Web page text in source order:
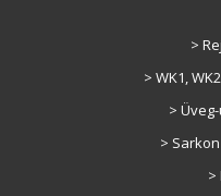
>
> WK1,
>
>
>